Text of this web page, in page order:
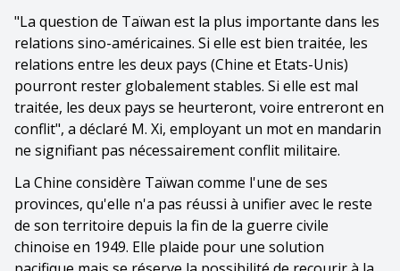
"La question de Taïwan est la plus importante dans les
relations sino-américaines. Si elle est bien traitée, les
relations entre les deux pays (Chine et Etats-Unis)
pourront rester globalement stables. Si elle est mal
traitée, les deux pays se heurteront, voire entreront en
conflit", a déclaré M. Xi, employant un mot en mandarin
ne signifiant pas nécessairement conflit militaire.
La Chine considère Taïwan comme l'une de ses
provinces, qu'elle n'a pas réussi à unifier avec le reste
de son territoire depuis la fin de la guerre civile
chinoise en 1949. Elle plaide pour une solution